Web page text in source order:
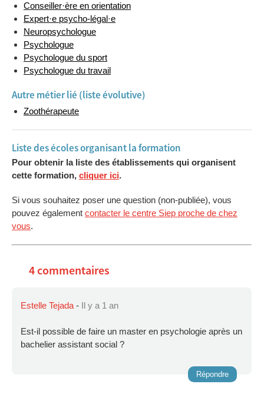
Conseiller·ère en orientation
Expert·e psycho-légal·e
Neuropsychologue
Psychologue
Psychologue du sport
Psychologue du travail
Autre métier lié (liste évolutive)
Zoothérapeute
Liste des écoles organisant la formation
Pour obtenir la liste des établissements qui organisent
cette formation, cliquer ici.
Si vous souhaitez poser une question (non-publiée), vous
pouvez également contacter le centre Siep proche de chez
vous.
4 commentaires
Estelle Tejada - Il y a 1 an
Est-il possible de faire un master en psychologie après un
bachelier assistant social ?
Répondre